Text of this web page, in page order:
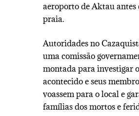
aeroporto de Aktau
praia.
Autoridades no
uma comissão
montada para investigar
acontecido e seus
voassem para o local e
famílias dos mortos e